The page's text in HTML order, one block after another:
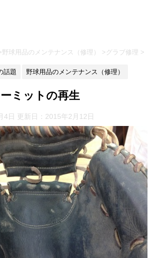
野球用品のメンテナンス（修理） > グラブ修理 >
話題 野球用品のメンテナンス（修理）
ミットの再生
4日 更新日： 2015年2月12日